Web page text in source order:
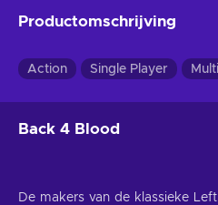
Productomschrijving
Action Single Player
Back 4 Blood
De makers van de klassieke